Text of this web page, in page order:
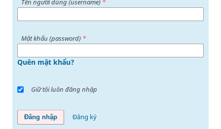
Tên người dùng (username) *
Mật khấu (password) *
Quên mật khẩu?
Giữ tôi luôn đăng nhập
Đăng nhập Đăng ký